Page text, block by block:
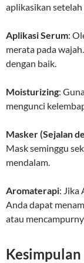
aplikasikan
Aplikasi Serum:
merata pada
dengan baik.
Moisturizing:
mengunci
Masker (Sejalan
Mask seminggu
mendalam.
Aromaterapi: Jika
Anda dapat
atau
Kesimpulan